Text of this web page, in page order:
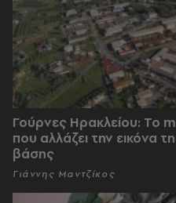
Γούρνες Ηρακλείου: To
που αλλάζει την εικόνα
βάσης
Γιάννης Μαντζίκος